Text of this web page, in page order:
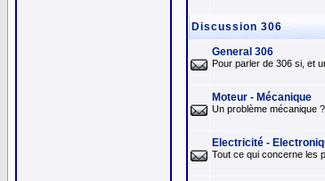
Discussion 306
General 306
Pour parler de 306 si, et
Moteur - Mécanique
Un problème mécanique
Electricité -
Tout ce qui concerne les